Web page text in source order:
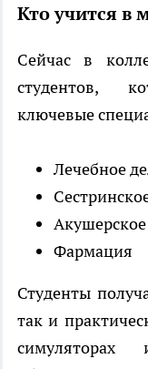
Кто учится в
Сейчас в
студентов,
ключевые
Лечебное
Фармация
Студенты
так и